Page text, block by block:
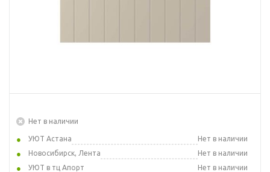
Нет в наличии
УЮТ Астана
Нет в наличии
Новосибирск, Лента
Нет в наличии
УЮТ в тц Апорт
Нет в наличии